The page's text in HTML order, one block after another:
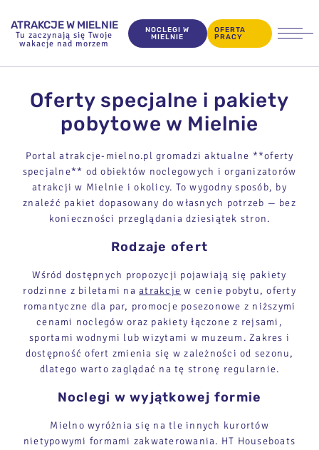
ATRAKCJE W MIELNIE
Tu zaczynają się Twoje
wakacje nad morzem
NOCLEGI W
MIELNIE
OFERTA
PRACY
Oferty specjalne i pakiety
pobytowe w Mielnie
Portal atrakcje-mielno.pl gromadzi aktualne **oferty
specjalne** od obiektów noclegowych i organizatorów
atrakcji w Mielnie i okolicy. To wygodny sposób, by
znaleźć pakiet dopasowany do własnych potrzeb — bez
konieczności przeglądania dziesiątek stron.
Rodzaje ofert
Wśród dostępnych propozycji pojawiają się pakiety
rodzinne z biletami na atrakcje w cenie pobytu, oferty
romantyczne dla par, promocje posezonowe z niższymi
cenami noclegów oraz pakiety łączone z rejsami,
sportami wodnymi lub wizytami w muzeum. Zakres i
dostępność ofert zmienia się w zależności od sezonu,
dlatego warto zaglądać na tę stronę regularnie.
Noclegi w wyjątkowej formie
Mielno wyróżnia się na tle innych kurortów
nietypowymi formami zakwaterowania. HT Houseboats